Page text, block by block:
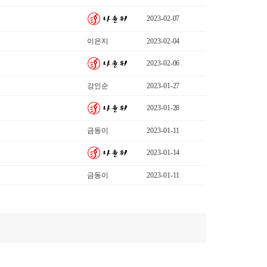
2023-02-07
이은지 2023-02-04
2023-02-06
강인순 2023-01-27
2023-01-28
금동이 2023-01-11
2023-01-14
금동이 2023-01-11